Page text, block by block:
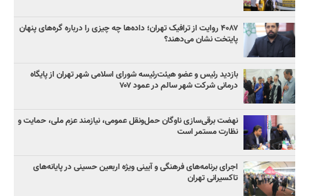
۴۰۸۷ روایت از ترافیک تهران؛ داده‌ها چه چیزی را درباره گره‌های پنهان
پایتخت نشان می‌دهند؟
بازدید رئیس و عضو هیئت‌رئیسه شورای اسلامی شهر تهران از پایگاه
درمانی شرکت شهر سالم در عمود ۷۰۷
نهضت برقی‌سازی ناوگان حمل‌ونقل عمومی، نیازمند عزم ملی، حمایت و
نظارت مستمر است
اجرای برنامه‌های فرهنگی و آیینی ویژه اربعین حسینی در پایانه‌های
تاکسیرانی تهران